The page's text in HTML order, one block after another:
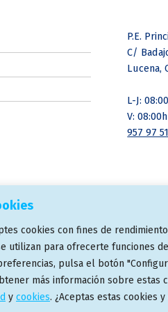
cookies con fines de
utilizan para ofrecerte funciones
pulsa el botón
más información sobre
y cookies. ¿Aceptas estas cookies
P.E.
C/
Lucena,
L-J:
V:
957 97